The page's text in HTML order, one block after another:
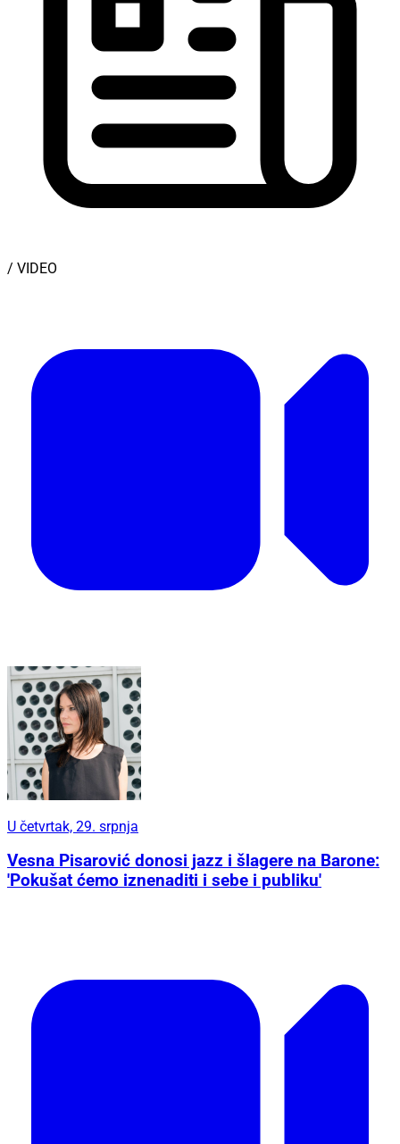
/ VIDEO
U četvrtak, 29. srpnja
Vesna Pisarović donosi jazz i šlagere na Barone:
'Pokušat ćemo iznenaditi i sebe i publiku'